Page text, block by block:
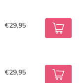
€29,95
€29,95